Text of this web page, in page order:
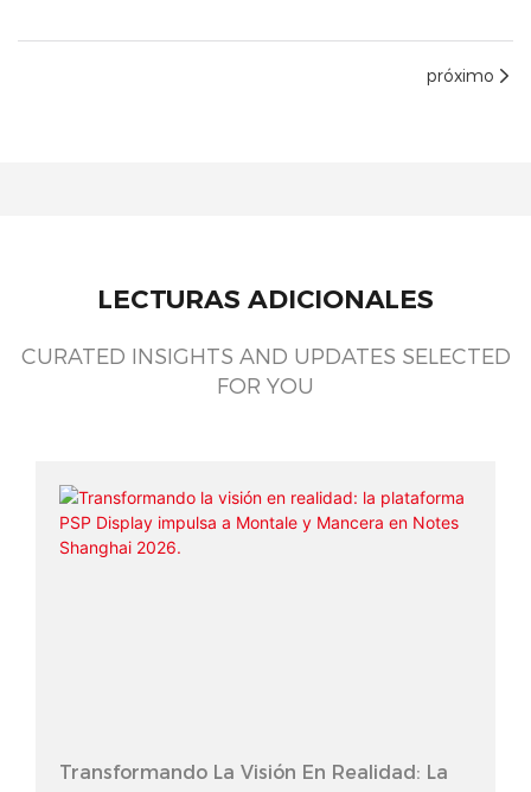
próximo
LECTURAS ADICIONALES
CURATED INSIGHTS AND UPDATES SELECTED
FOR YOU
Transformando La Visión En Realidad: La